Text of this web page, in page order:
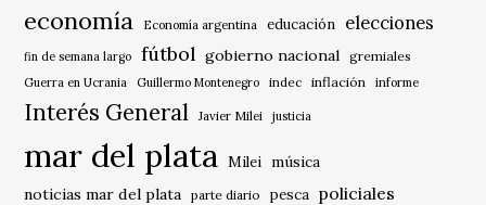
economía Economía argentina educación elecciones
fin de semana largo fútbol gobierno nacional gremiales
Guerra en Ucrania Guillermo Montenegro indec inflación informe
Interés General Javier Milei justicia
mar del plata Milei música
noticias mar del plata
parte diario pesca policiales